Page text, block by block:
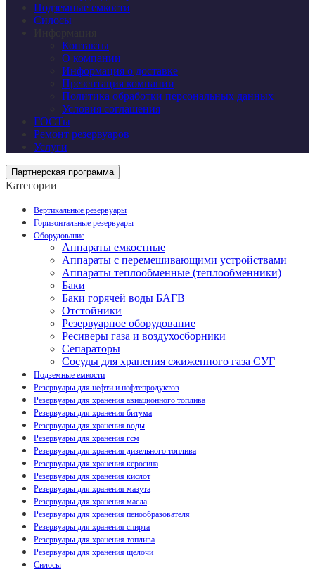
Подземные емкости
Силосы
Контакты
О компании
Информация о доставке
Презентация компании
Политика обработки персональных данных
Условия соглашения
ГОСТы
Ремонт резервуаров
Услуги
Партнерская программа
Категории
Вертикальные резервуары
Горизонтальные резервуары
Оборудование
Аппараты емкостные
Аппараты с перемешивающими устройствами
Аппараты теплообменные (теплообменники)
Баки
Баки горячей воды БАГВ
Отстойники
Резервуарное оборудование
Ресиверы газа и воздухосборники
Сепараторы
Сосуды для хранения сжиженного газа СУГ
Подземные емкости
Резервуары для нефти и нефтепродуктов
Резервуары для хранения авиационного топлива
Резервуары для хранения битума
Резервуары для хранения воды
Резервуары для хранения гсм
Резервуары для хранения дизельного топлива
Резервуары для хранения керосина
Резервуары для хранения кислот
Резервуары для хранения мазута
Резервуары для хранения масла
Резервуары для хранения пенообразователя
Резервуары для хранения спирта
Резервуары для хранения топлива
Резервуары для хранения щелочи
Силосы